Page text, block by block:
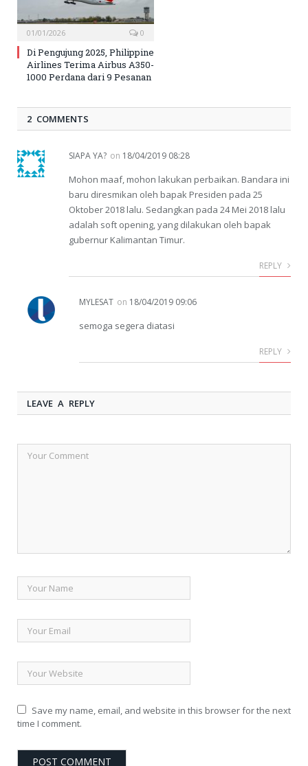
01/01/2026 0
Di Pengujung 2025, Philippine
Airlines Terima Airbus A350-
1000 Perdana dari 9 Pesanan
2 COMMENTS
SIAPA YA? on 18/04/2019 08:28
Mohon maaf, mohon lakukan perbaikan. Bandara ini
baru diresmikan oleh bapak Presiden pada 25
Oktober 2018 lalu. Sedangkan pada 24 Mei 2018 lalu
adalah soft opening, yang dilakukan oleh bapak
gubernur Kalimantan Timur.
REPLY
MYLESAT on 18/04/2019 09:06
semoga segera diatasi
REPLY
LEAVE A REPLY
Save my name, email, and website in this browser for the next
time I comment.